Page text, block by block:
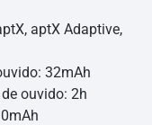
aptX Adaptive,
32mAh
ouvido: 2h